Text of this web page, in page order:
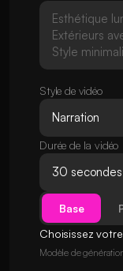
Style de vidéo
Durée de la vidéo
Base
Choisissez
Modèle de